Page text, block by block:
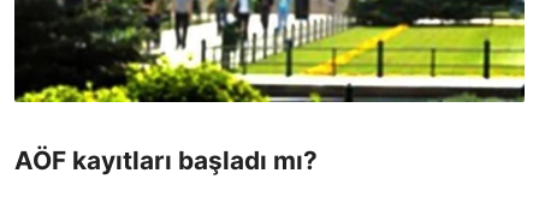
AÖF kayıtları başladı mı?